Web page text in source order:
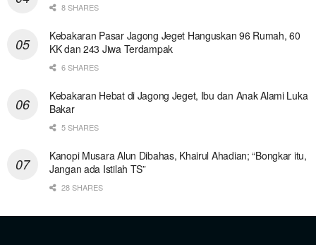
8 SHARES
Kebakaran Pasar Jagong Jeget Hanguskan 96 Rumah, 60
KK dan 243 Jiwa Terdampak
6 SHARES
Kebakaran Hebat di Jagong Jeget, Ibu dan Anak Alami Luka
Bakar
5 SHARES
Kanopi Musara Alun Dibahas, Khairul Ahadian; “Bongkar itu,
Jangan ada Istilah TS”
28 SHARES